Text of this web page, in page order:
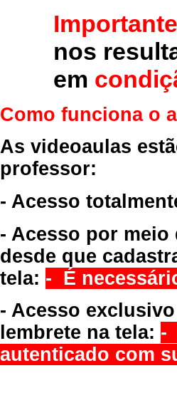
nos
em
Como funciona o
As videoaulas
professor:
- Acesso
- Acesso por
desde que
tela: - É
- Acesso
lembrete na tela: -
autenticado com